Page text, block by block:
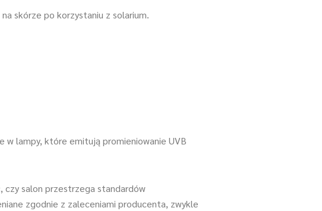
skórze po korzystaniu z solarium.
w lampy, które emitują promieniowanie UVB
czy salon przestrzega standardów
zgodnie z zaleceniami producenta, zwykle